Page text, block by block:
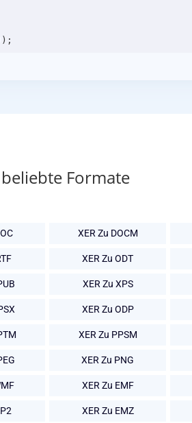
Formate
XER Zu DOCM
XER Zu ODT
XER Zu XPS
XER Zu ODP
XER Zu PPSM
XER Zu PNG
XER Zu EMF
XER Zu EMZ